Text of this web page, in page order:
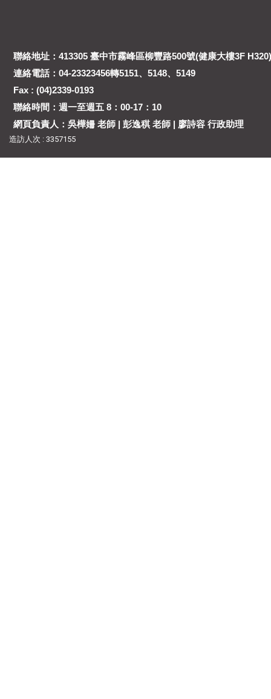
聯絡地址：413305 臺中市霧峰區柳豐路500號(健康大樓3F H320)
連絡電話：04-23323456轉5151、5148、5149
Fax : (04)2339-0193
聯絡時間：週一至週五 8：00-17：10
網頁負責人：吳樺姍 老師 | 彭逸稘 老師 | 廖詩容 行政助理
造訪人次 : 3357155